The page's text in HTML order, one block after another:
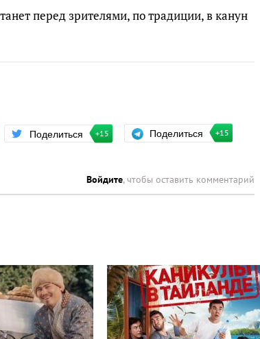
перед зрителями, по традиции, в канун
Поделиться +15 Поделиться +15
Войдите, чтобы оставить комментарий